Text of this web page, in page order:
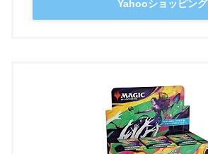
Yahooショッピング